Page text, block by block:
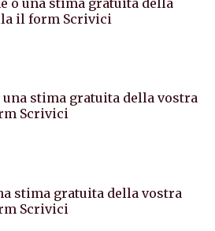
il form Scrivici
una stima gratuita della vostra
Scrivici
stima gratuita della vostra
Scrivici